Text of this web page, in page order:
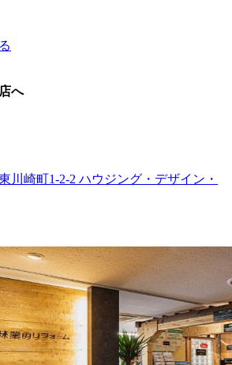
へ
川崎町1-2-2 ハウジング・デザイン・